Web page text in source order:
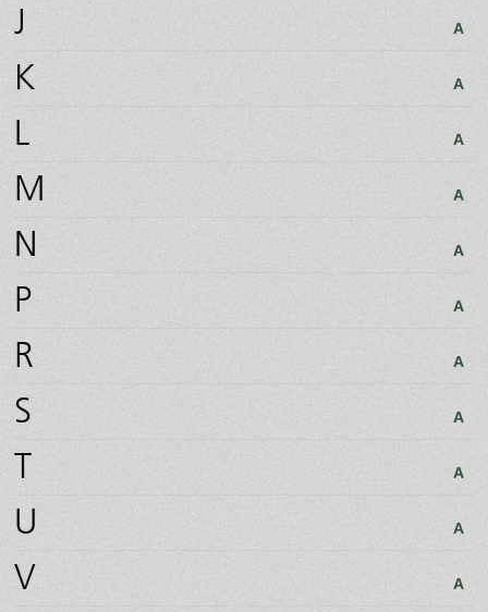
J A
K A
L A
M A
N A
P A
R A
S A
T A
U A
V A